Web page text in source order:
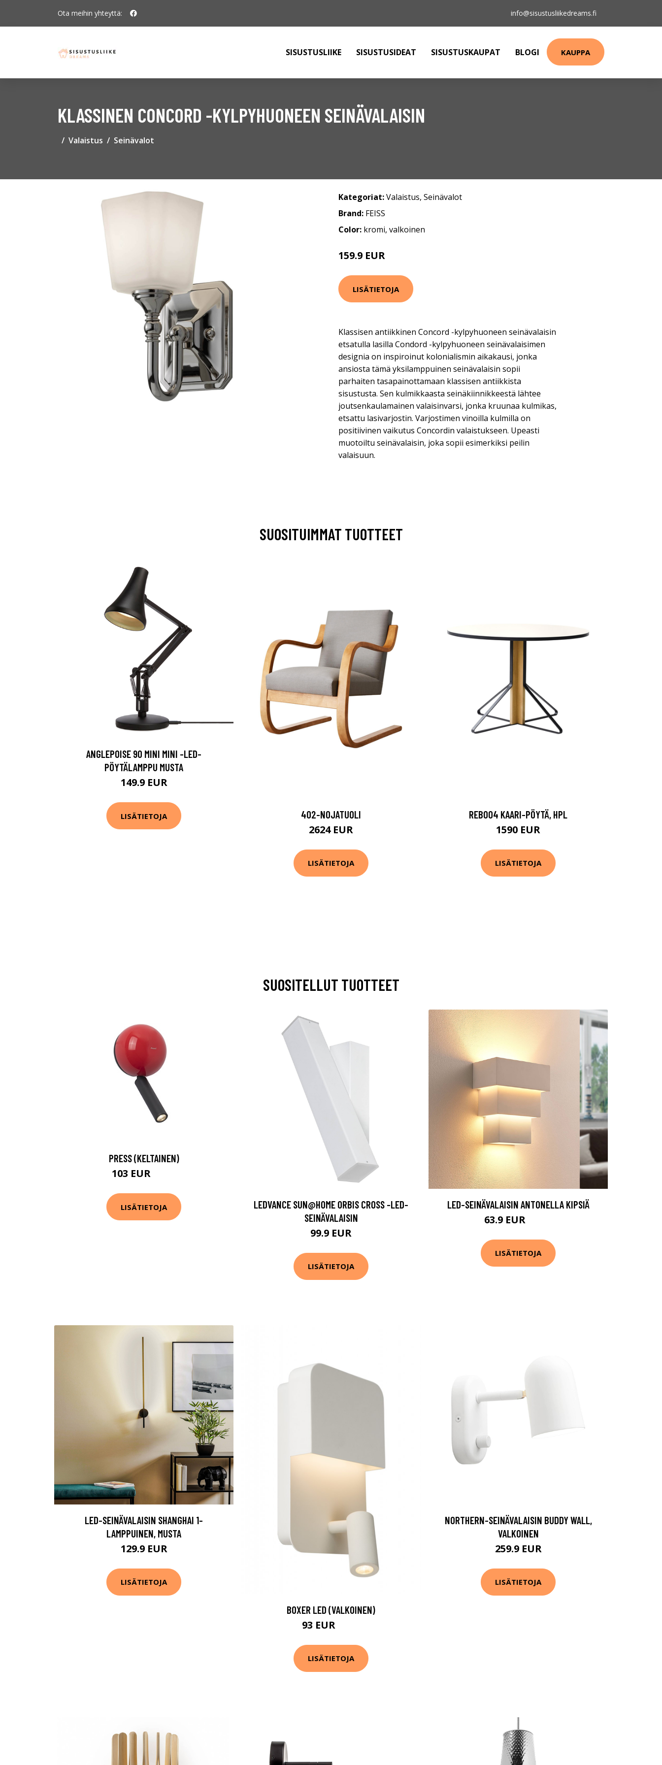
Ota meihin yhteyttä: info@sisustusliikedreams.fi
SISUSTUSLIIKE SISUSTUSIDEAT SISUSTUSKAUPAT BLOGI KAUPPA
KLASSINEN CONCORD -KYLPYHUONEEN SEINÄVALAISIN
Valaistus Seinävalot
Kategoriat:Valaistus, Seinävalot
Brand: FEISS
Color: kromi, valkoinen
159.9 EUR
LISÄTIETOJA
Klassisen antiikkinen Concord -kylpyhuoneen seinävalaisin
etsatulla lasilla Condord -kylpyhuoneen seinävalaisimen
designia on inspiroinut kolonialismin aikakausi, jonka
ansiosta tämä yksilamppuinen seinävalaisin sopii
parhaiten tasapainottamaan klassisen antiikkista
sisustusta. Sen kulmikkaasta seinäkiinnikkeestä lähtee
joutsenkaulamainen valaisinvarsi, jonka kruunaa kulmikas,
etsattu lasivarjostin. Varjostimen vinoilla kulmilla on
positiivinen vaikutus Concordin valaistukseen. Upeasti
muotoiltu seinävalaisin, joka sopii esimerkiksi peilin
valaisuun.
SUOSITUIMMAT TUOTTEET
ANGLEPOISE 90 MINI MINI -LED-
PÖYTÄLAMPPU MUSTA
149.9 EUR
LISÄTIETOJA 402-NOJATUOLI
2624 EUR
LISÄTIETOJA
REB004 KAARI-PÖYTÄ, HPL
1590 EUR
LISÄTIETOJA
SUOSITELLUT TUOTTEET
PRESS (KELTAINEN)
103 EUR
LISÄTIETOJA
LEDVANCE SUN@HOME ORBIS CROSS -LED-
SEINÄVALAISIN
99.9 EUR
LISÄTIETOJA
LED-SEINÄVALAISIN ANTONELLA KIPSIÄ
63.9 EUR
LISÄTIETOJA
LED-SEINÄVALAISIN SHANGHAI 1-
LAMPPUINEN, MUSTA
129.9 EUR
LISÄTIETOJA
BOXER LED (VALKOINEN)
93 EUR
LISÄTIETOJA
NORTHERN-SEINÄVALAISIN BUDDY WALL,
VALKOINEN
259.9 EUR
LISÄTIETOJA